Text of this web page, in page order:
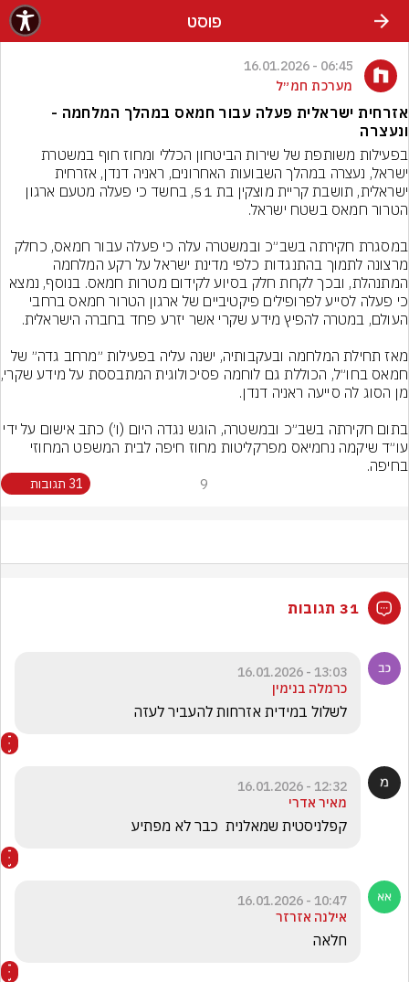
פוסט
06:45 - 16.01.2026
מערכת חמ״ל
אזרחית ישראלית פעלה עבור חמאס במהלך המלחמה -
ונעצרה
בפעילות משותפת של שירות הביטחון הכללי ומחוז חוף במשטרת
מאז תחילת המלחמה ובעקבותיה, ישנה עליה בפעילות ״מרחב גדה״ של
בחיפה.
9 31 תגובות
31 תגובות
13:03 - 16.01.2026
כרמלה בנימין
לשלול במידית אזרחות להעביר לעזה
12:32 - 16.01.2026
מאיר אדרי
קפלניסטית שמאלנית  כבר לא מפתיע
10:47 - 16.01.2026
אילנה אזרזר
חלאה